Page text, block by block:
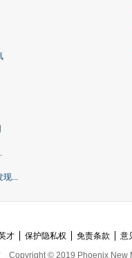
现...
才 保护隐私权 免责条款 意
Copyright © 2019 Phoenix New